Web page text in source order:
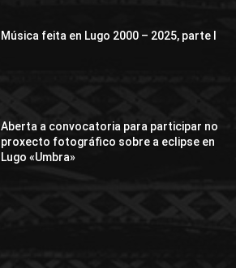
Música feita en Lugo 2000 – 2025, parte I
Aberta a convocatoria para participar no
proxecto fotográfico sobre a eclipse en
Lugo «Umbra»